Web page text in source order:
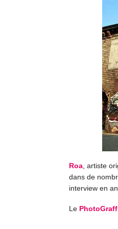
Roa, artiste
dans de
interview en
Le